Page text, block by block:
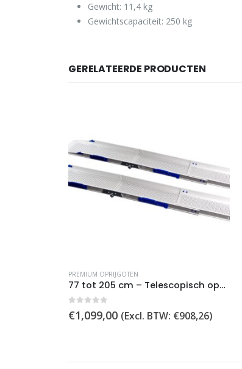
Gewicht: 11,4 kg
Gewichtscapaciteit: 250 kg
GERELATEERDE PRODUCTEN
PREMIUM OPRIJGOTEN
77 tot 205 cm – Telescopisch opvouwbare oprijgoot
€1,099,00 (Excl. BTW: €908,26)